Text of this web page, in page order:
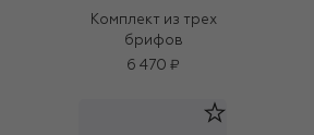
Комплект из трех
брифов
6 470 ₽